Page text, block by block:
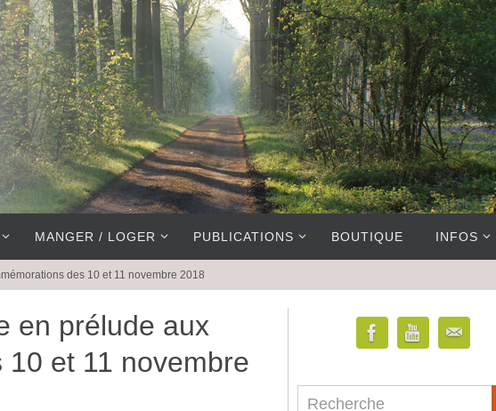
MANGER / LOGER PUBLICATIONS BOUTIQUE INFOS
des 10 et 11 novembre 2018
en prélude aux
et 11 novembre